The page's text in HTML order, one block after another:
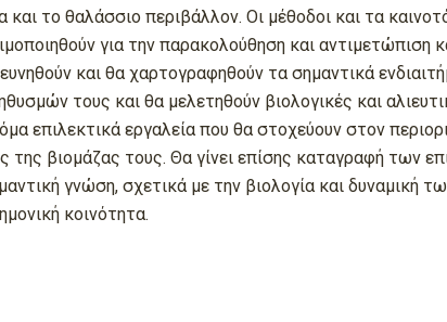
το θαλάσσιο περιβάλλον. Οι μέθοδοι και τα
για την παρακολούθηση και αντιμετώπιση
και θα χαρτογραφηθούν τα σημαντικά
τους και θα μελετηθούν βιολογικές και
επιλεκτικά εργαλεία που θα στοχεύουν στον
της βιομάζας τους. Θα γίνει επίσης καταγραφή
γνώση, σχετικά με την βιολογία και δυναμική
κοινότητα.